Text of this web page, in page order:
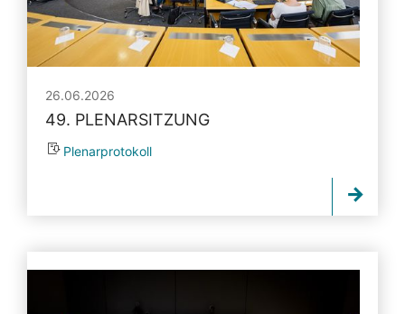
26.06.2026
49. PLENARSITZUNG
Plenarprotokoll